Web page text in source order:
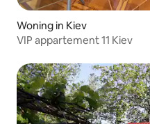
Woning in Kiev
VIP appartement 11 Kiev